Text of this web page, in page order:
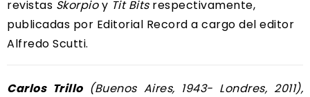
revistas Skorpioy Tit Bits respectivamente,
publicadas por Editorial Record a cargo del editor
Alfredo Scutti.
Carlos Trillo(Buenos Aires, 1943- Londres, 2011),